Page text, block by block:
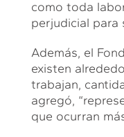
como toda
perjudicial para
Además, el
existen
trabajan,
agregó,
que ocurran